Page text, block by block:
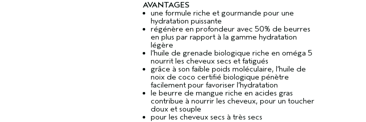
AVANTAGES
une formule riche et gourmande pour une
hydratation puissante
régénère en profondeur avec 50% de beurres
en plus par rapport à la gamme hydratation
légère
l’huile de grenade biologique riche en oméga 5
nourrit les cheveux secs et fatigués
grâce à son faible poids moléculaire, l’huile de
noix de coco certifié biologique pénètre
facilement pour favoriser l’hydratation
le beurre de mangue riche en acides gras
contribue à nourrir les cheveux, pour un toucher
doux et souple
pour les cheveux secs à très secs